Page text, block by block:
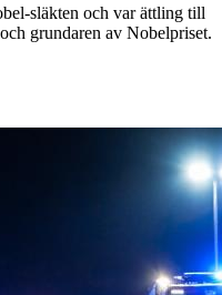
släkten och var ättling till
grundaren av Nobelpriset.